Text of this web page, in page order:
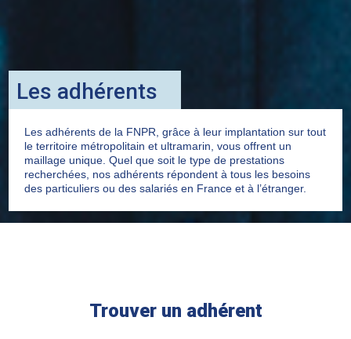
Les adhérents
Les adhérents de la FNPR, grâce à leur implantation sur tout
le territoire métropolitain et ultramarin, vous offrent un
maillage unique. Quel que soit le type de prestations
recherchées, nos adhérents répondent à tous les besoins
des particuliers ou des salariés en France et à l’étranger.
Trouver un adhérent